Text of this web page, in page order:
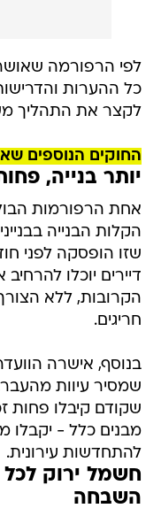
לפי הרפורמה
כל ההערות
לקצר את התהליך
החוקים הנוספים
יותר בנייה,
אחת הרפורמות
הקלות הבנייה
שזו הופסקה לפני
דיירים יוכלו
הקרובות, ללא
חריגים.
בנוסף, אישרה הוועדה
שמסיר עיוות
שקודם קיבלו פחות
מבנים כלל - יקבלו
להתחדשות עירונית.
חשמל ירוק לכל
השבחה